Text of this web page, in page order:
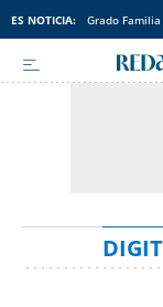
ES NOTICIA: Grado Familia